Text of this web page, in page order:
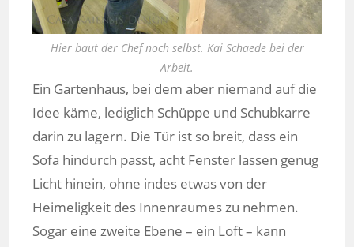
Hier baut der Chef noch selbst. Kai Schaede bei der
Arbeit.
Ein Gartenhaus, bei dem aber niemand auf die
Idee käme, lediglich Schüppe und Schubkarre
darin zu lagern. Die Tür ist so breit, dass ein
Sofa hindurch passt, acht Fenster lassen genug
Licht hinein, ohne indes etwas von der
Heimeligkeit des Innenraumes zu nehmen.
Sogar eine zweite Ebene – ein Loft – kann